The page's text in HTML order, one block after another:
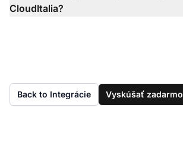
CloudItalia?
Back to Integrácie Vyskúšať zadarmo